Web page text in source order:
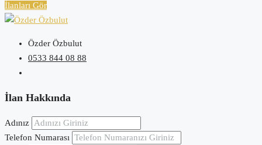
İlanları Gör
Özder Özbulut
0533 844 08 88
İlan Hakkında
Adınız
Telefon Numarası